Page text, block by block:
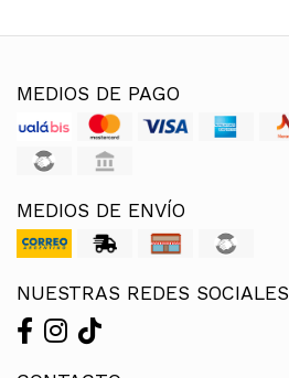
MEDIOS DE PAGO
MEDIOS DE ENVÍO
NUESTRAS REDES SOCIALES